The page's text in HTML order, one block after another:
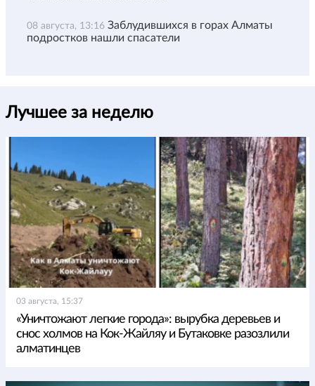
08 августа, 13:16 Заблудившихся в горах Алматы
подростков нашли спасатели
Лучшее за неделю
03 августа, 15:37
«Уничтожают легкие города»: вырубка деревьев и
снос холмов на Кок-Жайляу и Бутаковке разозлили
алматинцев